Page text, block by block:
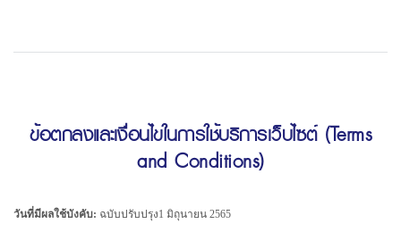
ข้อตกลงและเงื่อนไขในการใช้บริการเว็บไซต์ (Terms
and Conditions)
วันที่มีผลใช้บังคับ: ฉบับปรับปรุง1 มิถุนายน 2565